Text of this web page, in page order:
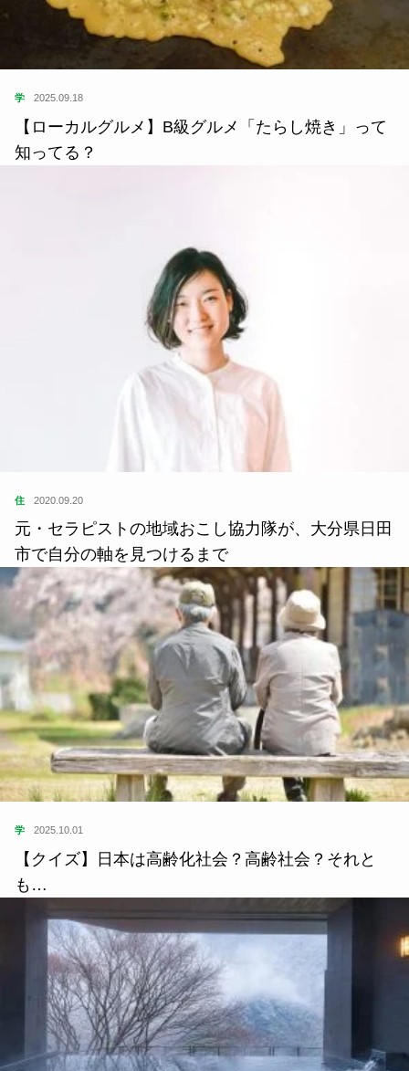
学 2025.09.18
【ローカルグルメ】B級グルメ「たらし焼き」って
知ってる？
住 2020.09.20
元・セラピストの地域おこし協力隊が、大分県日田
市で自分の軸を見つけるまで
学 2025.10.01
【クイズ】日本は高齢化社会？高齢社会？それと
も…